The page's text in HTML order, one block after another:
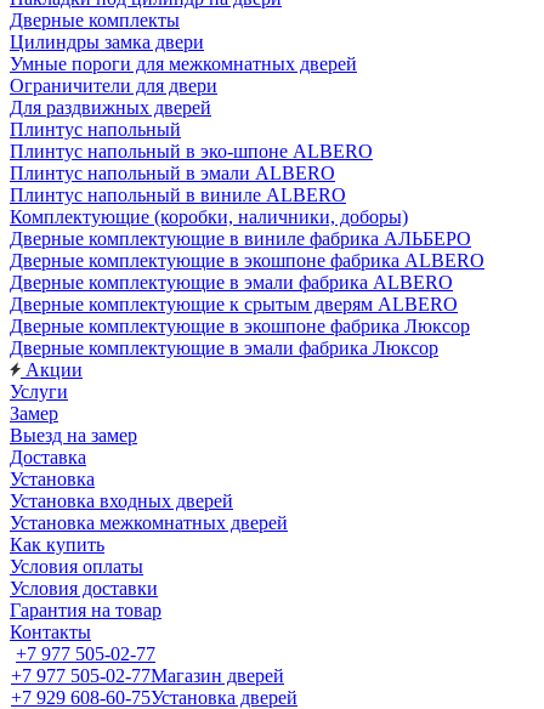
Дверные комплекты
Цилиндры замка двери
Умные пороги для межкомнатных дверей
Ограничители для двери
Для раздвижных дверей
Плинтус напольный
Плинтус напольный в эко-шпоне ALBERO
Плинтус напольный в эмали ALBERO
Плинтус напольный в виниле ALBERO
Комплектующие (коробки, наличники, доборы)
Дверные комплектующие в виниле фабрика АЛЬБЕРО
Дверные комплектующие в экошпоне фабрика ALBERO
Дверные комплектующие в эмали фабрика ALBERO
Дверные комплектующие к срытым дверям ALBERO
Дверные комплектующие в экошпоне фабрика Люксор
Дверные комплектующие в эмали фабрика Люксор
Акции
Услуги
Замер
Выезд на замер
Доставка
Установка
Установка входных дверей
Установка межкомнатных дверей
Как купить
Условия оплаты
Условия доставки
Гарантия на товар
Контакты
+7 977 505-02-77
+7 977 505-02-77Магазин дверей
+7 929 608-60-75Установка дверей